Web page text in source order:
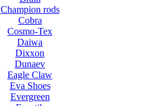
Champion rods
Cobra
Cosmo-Tex
Daiwa
Dixxon
Dunaev
Eagle Claw
Eva Shoes
Evergreen